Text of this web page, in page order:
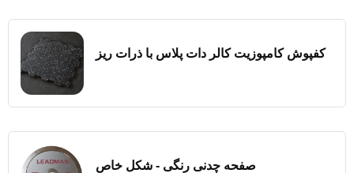
کفپوش کامپوزیت کالر دات پلاس با ذرات ریز
صفحه چدنی رنگی - شکل خاص